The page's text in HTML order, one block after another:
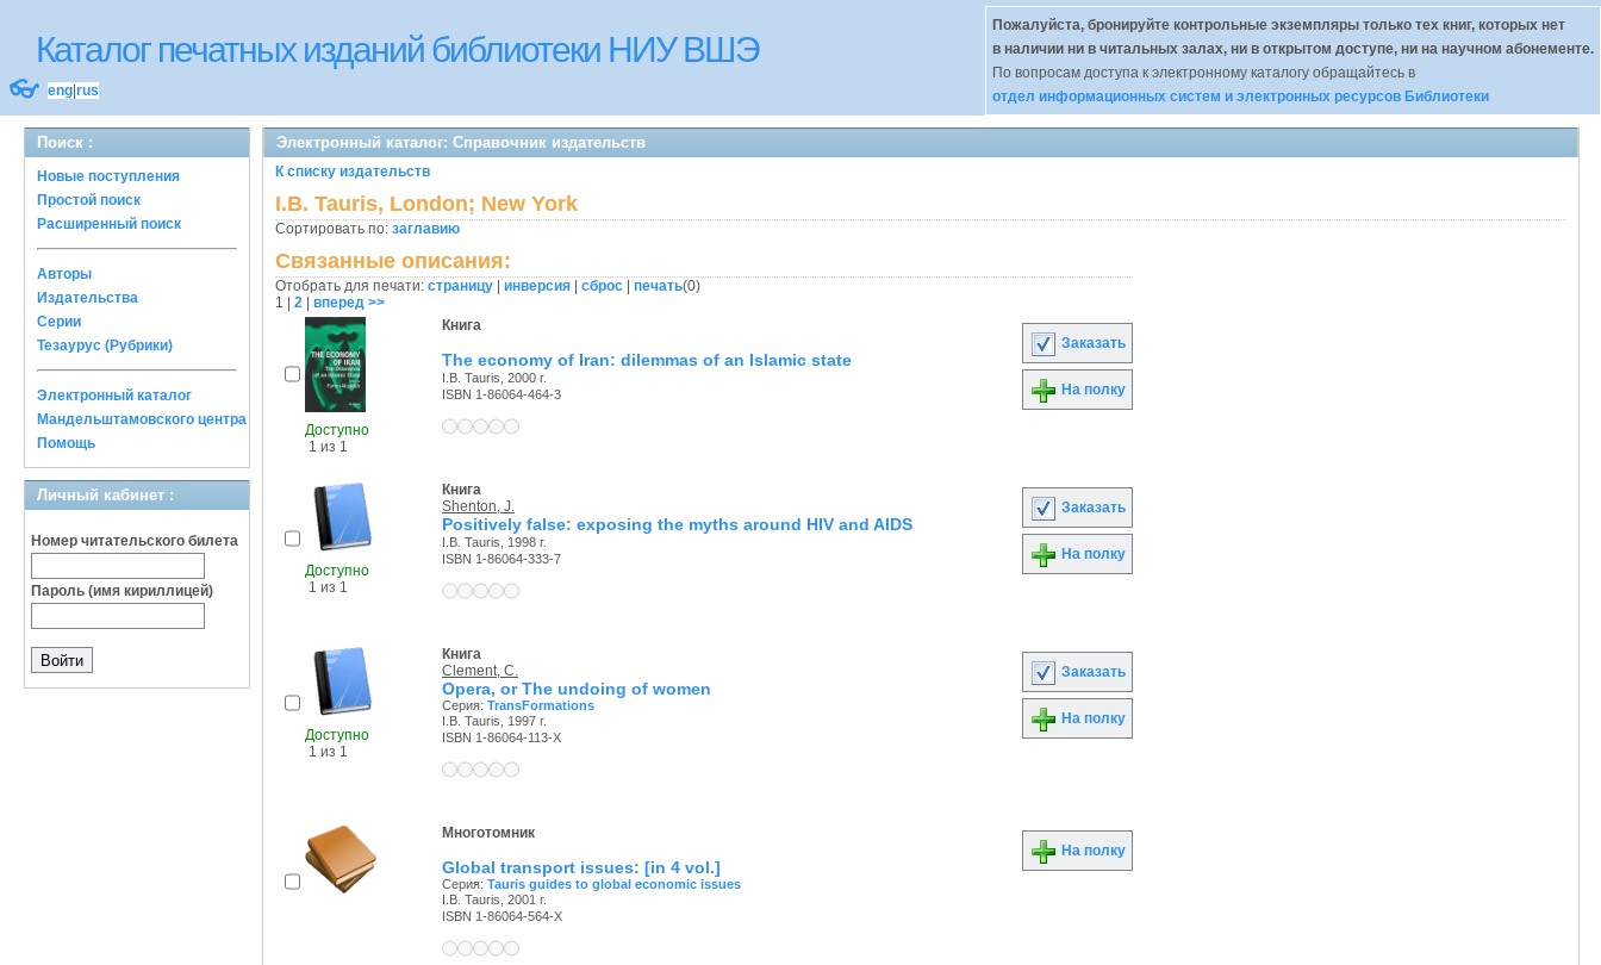
Каталог печатных изданий библиотеки НИУ ВШЭ
👓 eng rus
Пожалуйста, бронируйте контрольные экземпляры только тех книг, которых нет
в наличии ни в читальных залах, ни в открытом доступе, ни на научном абонементе.
По вопросам доступа к электронному каталогу обращайтесь в
отдел информационных систем и электронных ресурсов Библиотеки
Поиск :
Новые поступления
Простой поиск
Расширенный поиск
Авторы
Издательства
Серии
Тезаурус (Рубрики)
Электронный каталог
Мандельштамовского центра
Помощь
Личный кабинет :
Номер читательского билета
Пароль (имя кириллицей)
Электронный каталог: Справочник издательств
К списку издательств
I.B. Tauris, London; New York
Сортировать по: заглавию
Связанные описания:
Отобрать для печати: страницу инверсия сброс печать(0)
1
2 вперед >>
Доступно
1 из 1
Книга
The economy of Iran: dilemmas of an Islamic state
I.B. Tauris, 2000 г.
ISBN 1-86064-464-3
Заказать
На полку
Доступно
1 из 1
Книга
Shenton, J.
Positively false: exposing the myths around HIV and AIDS
I.B. Tauris, 1998 г.
ISBN 1-86064-333-7
Заказать
На полку
Доступно
1 из 1
Книга
Clement, C.
Opera, or The undoing of women
Серия: TransFormations
I.B. Tauris, 1997 г.
ISBN 1-86064-113-X
Заказать
На полку
Многотомник
Global transport issues: [in 4 vol.]
Серия: Tauris guides to global economic issues
I.B. Tauris, 2001 г.
ISBN 1-86064-564-X
На полку